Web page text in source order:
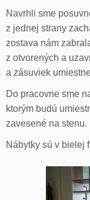
Navrhli sme
z jednej strany
zostava nám
z otvorených a
a zásuviek
Do pracovne sme
ktorým budú
zavesené na stenu.
Nábytky sú v bielej